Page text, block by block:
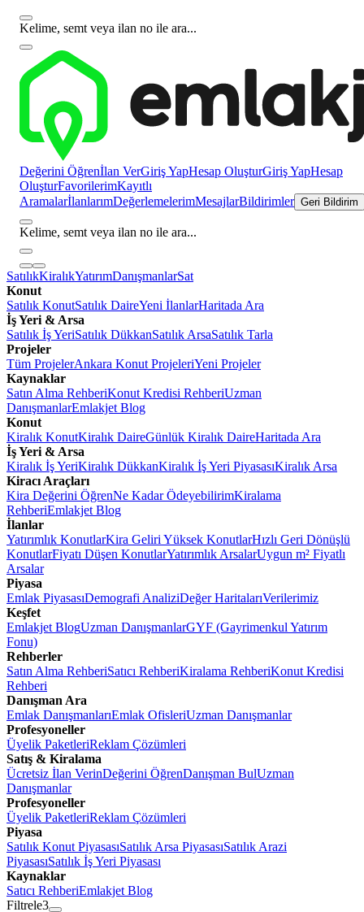
Kelime, semt veya ilan no ile ara...
Değerini Öğrenİlan VerGiriş YapHesap OluşturGiriş YapHesap
OluşturFavorilerimKayıtlı
AramalarİlanlarımDeğerlemelerimMesajlarBildirimler Geri Bildirim
Kelime, semt veya ilan no ile ara...
SatılıkKiralıkYatırımDanışmanlarSat
Konut
Satılık KonutSatılık DaireYeni İlanlarHaritada Ara
İş Yeri & Arsa
Satılık İş YeriSatılık DükkanSatılık ArsaSatılık Tarla
Projeler
Tüm ProjelerAnkara Konut ProjeleriYeni Projeler
Kaynaklar
Satın Alma RehberiKonut Kredisi RehberiUzman
DanışmanlarEmlakjet Blog
Konut
Kiralık KonutKiralık DaireGünlük Kiralık DaireHaritada Ara
İş Yeri & Arsa
Kiralık İş YeriKiralık DükkanKiralık İş Yeri PiyasasıKiralık Arsa
Kiracı Araçları
Kira Değerini ÖğrenNe Kadar ÖdeyebilirimKiralama
RehberiEmlakjet Blog
İlanlar
Yatırımlık KonutlarKira Geliri Yüksek KonutlarHızlı Geri Dönüşlü
KonutlarFiyatı Düşen KonutlarYatırımlık ArsalarUygun m² Fiyatlı
Arsalar
Piyasa
Emlak PiyasasıDemografi AnaliziDeğer HaritalarıVerilerimiz
Keşfet
Emlakjet BlogUzman DanışmanlarGYF (Gayrimenkul Yatırım
Fonu)
Rehberler
Satın Alma RehberiSatıcı RehberiKiralama RehberiKonut Kredisi
Rehberi
Danışman Ara
Emlak DanışmanlarıEmlak OfisleriUzman Danışmanlar
Profesyoneller
Üyelik PaketleriReklam Çözümleri
Satış & Kiralama
Ücretsiz İlan VerinDeğerini ÖğrenDanışman BulUzman
Danışmanlar
Profesyoneller
Üyelik PaketleriReklam Çözümleri
Piyasa
Satılık Konut PiyasasıSatılık Arsa PiyasasıSatılık Arazi
PiyasasıSatılık İş Yeri Piyasası
Kaynaklar
Satıcı RehberiEmlakjet Blog
Filtrele3